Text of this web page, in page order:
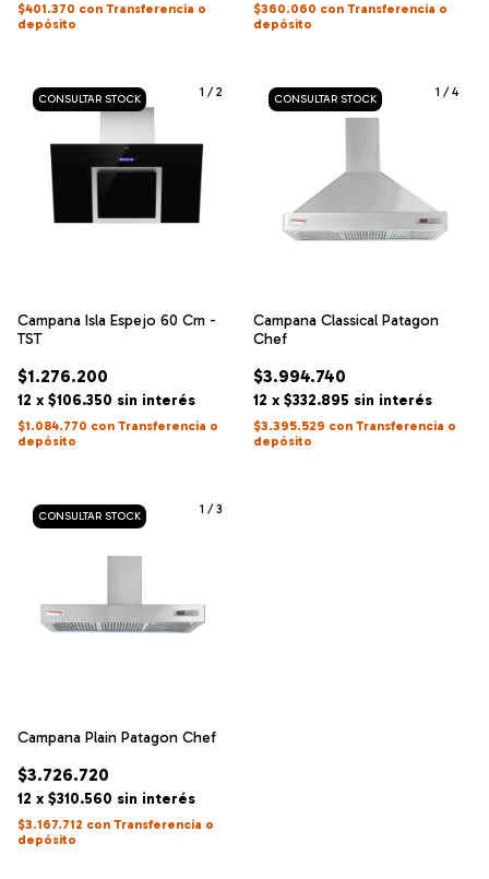
$401.370 con Transferencia o
depósito
$360.060 con Transferencia o
depósito
1 /2
Campana Isla Espejo 60 Cm -
TST
$1.276.200
12 x $106.350 sin interés
$1.084.770 con Transferencia o
depósito
1 /4
Campana Classical Patagon
Chef
$3.994.740
12 x $332.895 sin interés
$3.395.529 con Transferencia o
depósito
1 /3
Campana Plain Patagon Chef
$3.726.720
12 x $310.560 sin interés
$3.167.712 con Transferencia o
depósito